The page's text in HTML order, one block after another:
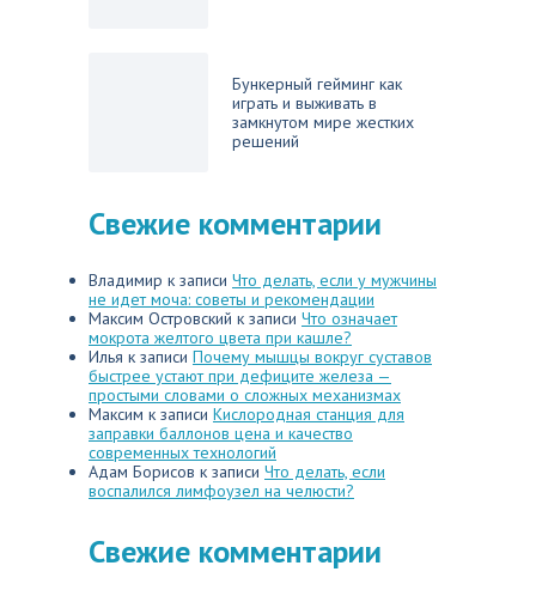
Бункерный гейминг как
играть и выживать в
замкнутом мире жестких
решений
Свежие комментарии
Владимир к записи Что делать, если у мужчины
не идет моча: советы и рекомендации
Максим Островский к записи Что означает
мокрота желтого цвета при кашле?
Илья к записи Почему мышцы вокруг суставов
быстрее устают при дефиците железа —
простыми словами о сложных механизмах
Максим к записи Кислородная станция для
заправки баллонов цена и качество
современных технологий
Адам Борисов к записи Что делать, если
воспалился лимфоузел на челюсти?
Свежие комментарии